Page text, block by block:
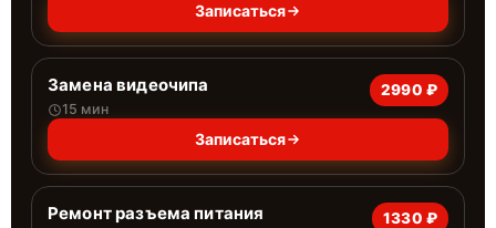
Записаться
Замена видеочипа
15 мин
2990 ₽
Записаться
Ремонт разъема питания 1330 ₽